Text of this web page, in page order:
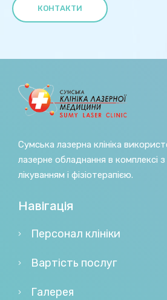
КОНТАКТИ
Сумська лазерна клініка
лазерне обладнання в комплексі
лікуванням і фізіотерапією.
Навігація
Персонал клініки
Вартість послуг
Галерея